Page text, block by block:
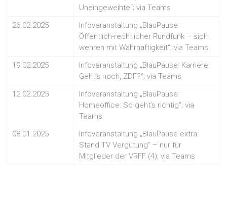
Uneingeweihte“; via Teams
26.02.2025
Infoveranstaltung „BlauPause:
Öffentlich-rechtlicher Rundfunk – sich
wehren mit Wahrhaftigkeit“; via Teams
19.02.2025
Infoveranstaltung „BlauPause: Karriere:
Geht’s noch, ZDF?“; via Teams
12.02.2025
Infoveranstaltung „BlauPause:
Homeoffice: So geht’s richtig“; via
Teams
08.01.2025
Infoveranstaltung „BlauPause extra:
Stand TV Vergütung“ – nur für
Mitglieder der VRFF (4); via Teams